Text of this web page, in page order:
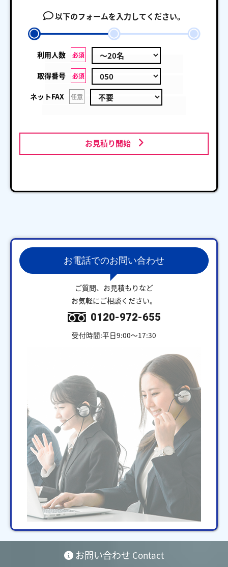
以下のフォームを入力してください。
利用人数 必須
取得番号 必須
ネットFAX 任意
お見積り開始
お電話でのお問い合わせ
ご質問、お見積もりなど
お気軽にご相談ください。
0120-972-655
受付時間:平日9:00～17:30
お問い合わせ Contact